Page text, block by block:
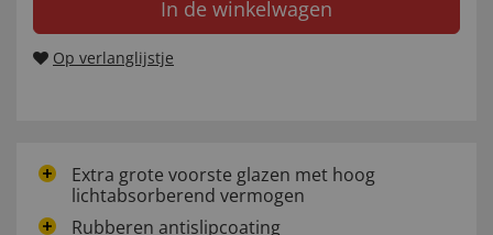
In de winkelwagen
Op verlanglijstje
Extra grote voorste glazen met hoog
lichtabsorberend vermogen
Rubberen antislipcoating